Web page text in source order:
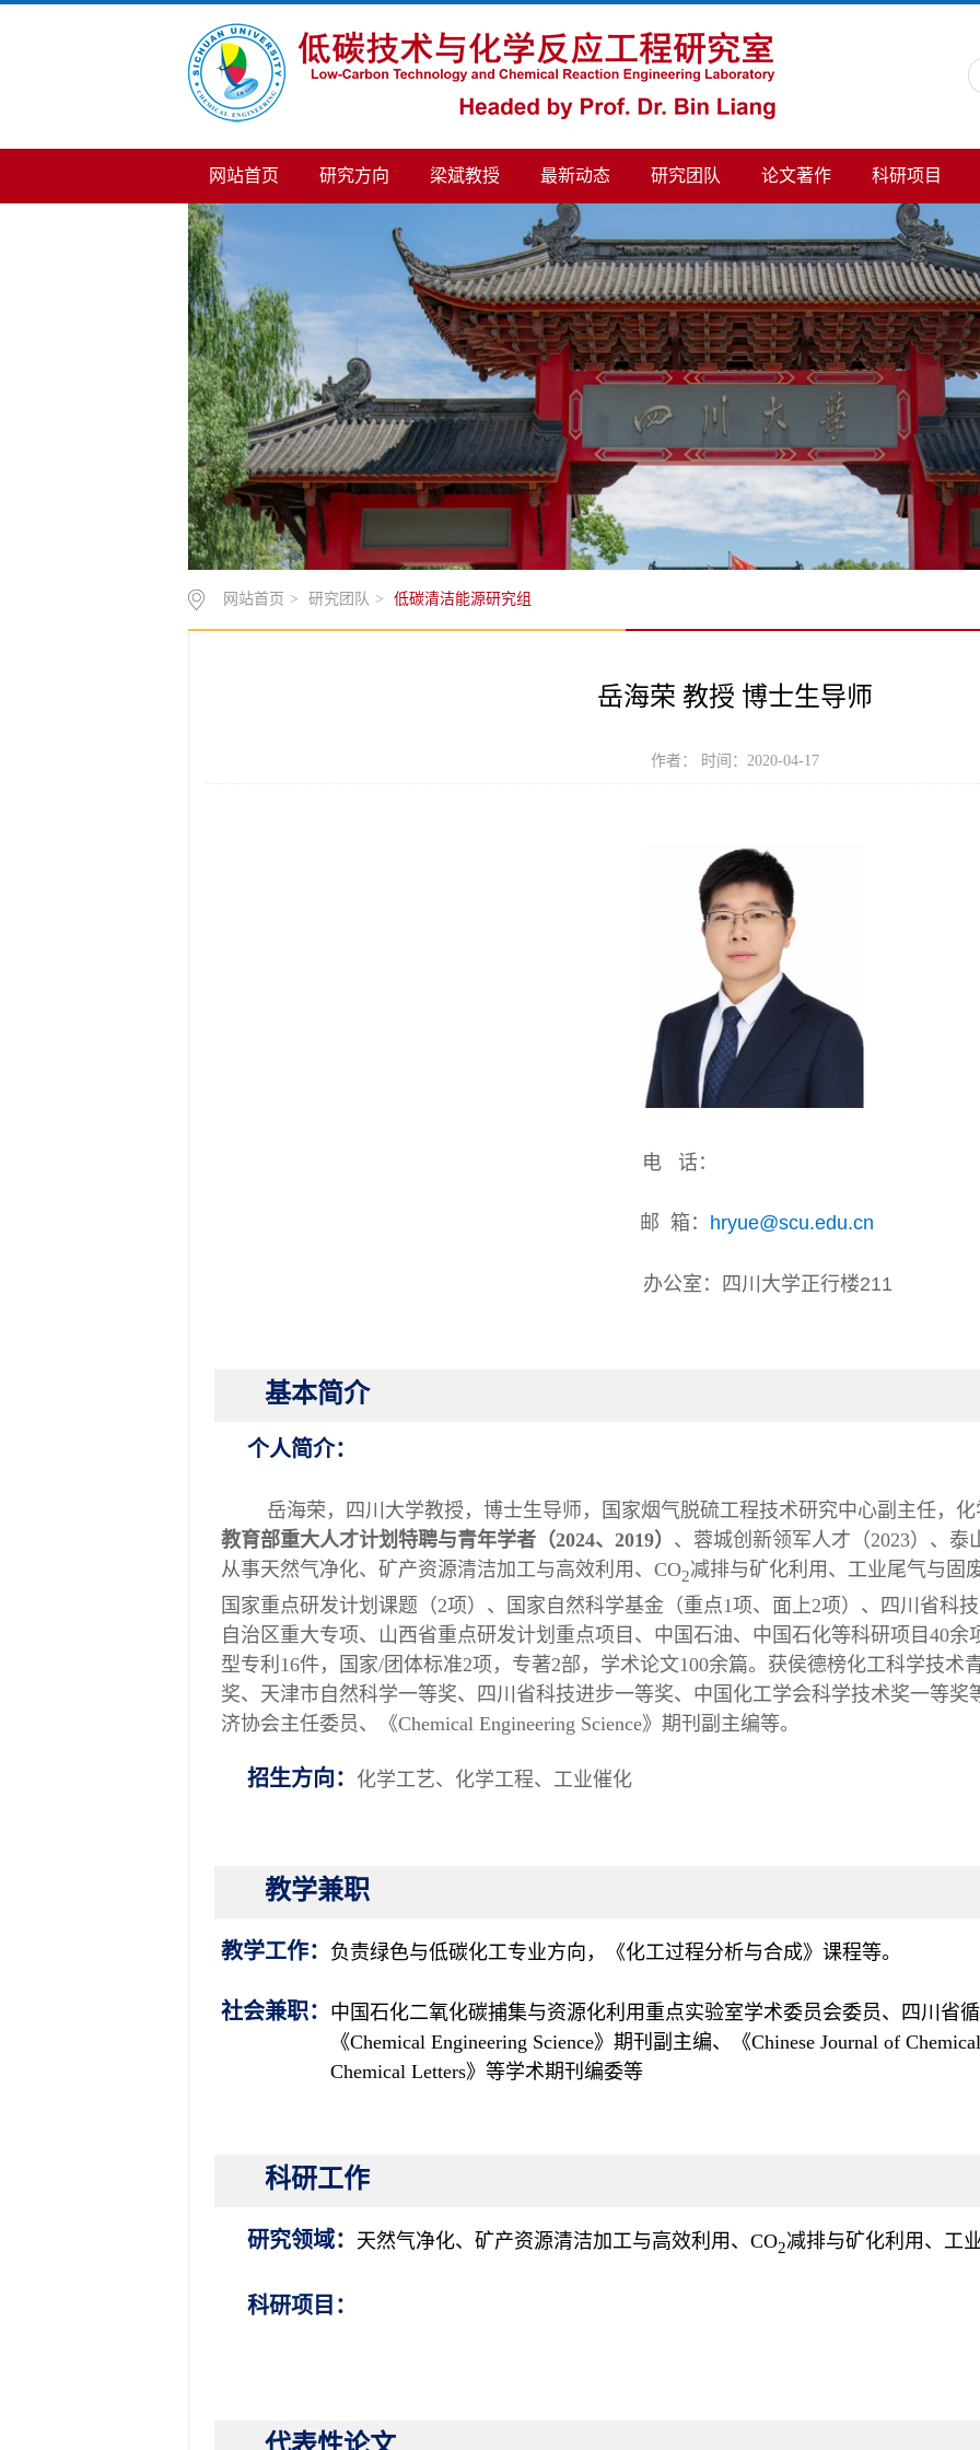
网站首页 研究方向 梁斌教授 最新动态 研究团队 论文著作 科研项目
网站首页 > 研究团队 > 低碳清洁能源研究组
岳海荣 教授 博士生导师
作者： 时间：2020-04-17
电 话：
邮 箱 ： hryue@scu.edu.cn
办公室：四川大学正行楼211
基本简介
个人简介：
岳海荣，四川大学教授，博士生导师，国家烟气脱硫工程技术研究中心副主任，
教育部重大人才计划特聘与青年学者（2024、2019） 、蓉城创新领军人才 （2023） 、泰
从事天然气净化、矿产资源清洁加工与高效利用、 CO2减排与矿化利用、工业尾气与固
国家重点研发计划课题 （2项） 、国家自然科学基金（重点1项、面上2项）、四川省科
自治区重大专项、山西省重点研发计划重点项目、中国石油、中国石化等科研项目 40余
型专利 16件，国家/团体标准2项，专著2部，学术论文100余篇。 获侯德榜化工科学技术
奖、天津市自然科学一等奖、四川省科技进步一等奖、中国化工学会科学技术奖一等奖
济协会主任委员、《Chemical Engineering Science》期刊副主编等。
招生方向： 化学工艺、化学工程、工业催化
教学兼职
教学工作： 负责绿色与低碳化工专业方向，《化工过程分析与合成》课程等。
社会兼职： 中国石化二氧化碳捕集与资源化利用重点实验室学术委员会委员、
四川省
《Chemical Engineering Science》期刊副主编、
《Chinese Journal of
Chemical Letters》等学术期刊编委等
科研工作
研究领域： 天然气净化、矿产资源清洁加工与高效利用、 CO2减排与矿化利用、工
科研项目：